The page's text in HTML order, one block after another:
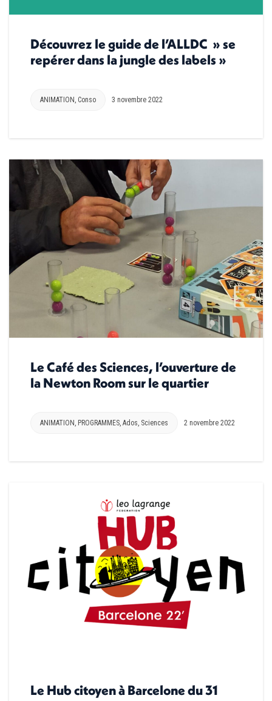
Découvrez le guide de l’ALLDC » se
repérer dans la jungle des labels »
ANIMATION , Conso 3 novembre 2022
Le Café des Sciences, l’ouverture de
la Newton Room sur le quartier
ANIMATION , PROGRAMMES, Ados, Sciences 2 novembre 2022
Le Hub citoyen à Barcelone du 31